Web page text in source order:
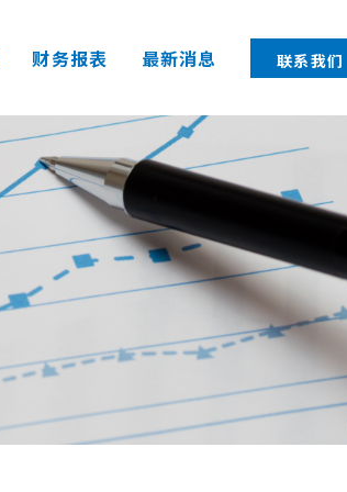
财务报表 最新消息 联系我们